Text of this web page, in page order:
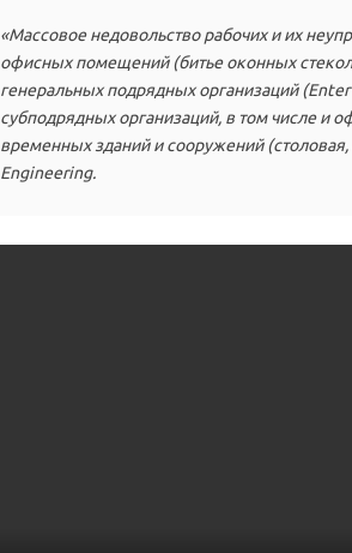
«Массовое недовольство рабочих и их
офисных помещений (битье оконных
генеральных подрядных организаций
субподрядных организаций, в том числе и
временных зданий и сооружений
Engineering.